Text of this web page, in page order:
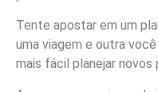
Tente apostar em um
uma viagem e outra
mais fácil planejar novos